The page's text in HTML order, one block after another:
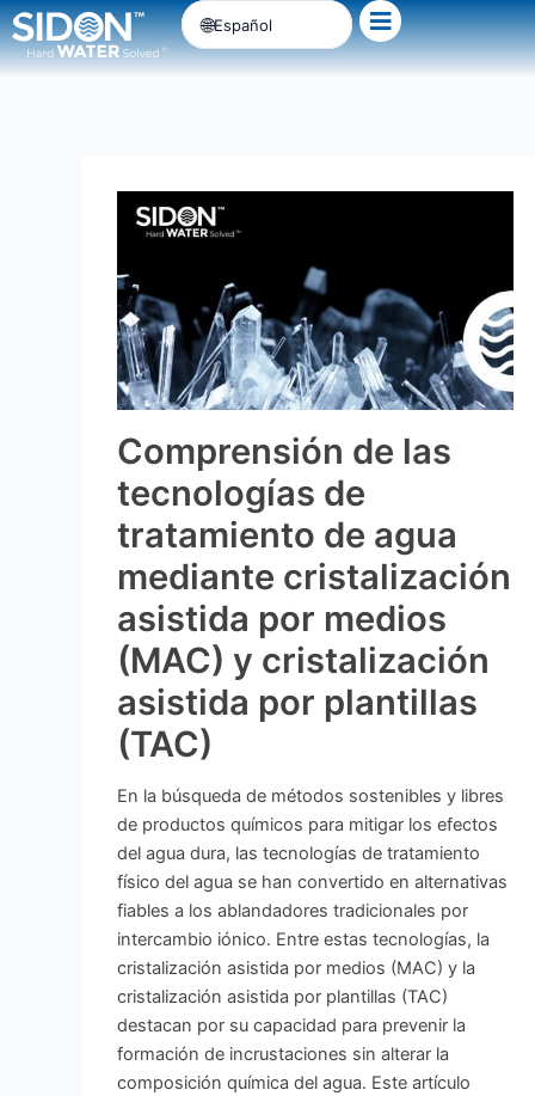
Ir
al
contenido
Español
Comprensión de las
tecnologías de
tratamiento de agua
mediante cristalización
asistida por medios
(MAC) y cristalización
asistida por plantillas
(TAC)
En la búsqueda de métodos sostenibles y libres
de productos químicos para mitigar los efectos
del agua dura, las tecnologías de tratamiento
físico del agua se han convertido en alternativas
fiables a los ablandadores tradicionales por
intercambio iónico. Entre estas tecnologías, la
cristalización asistida por medios (MAC) y la
cristalización asistida por plantillas (TAC)
destacan por su capacidad para prevenir la
formación de incrustaciones sin alterar la
composición química del agua. Este artículo